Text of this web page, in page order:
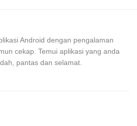
Android dengan pengalaman
cekap. Temui aplikasi yang anda
pantas dan selamat.